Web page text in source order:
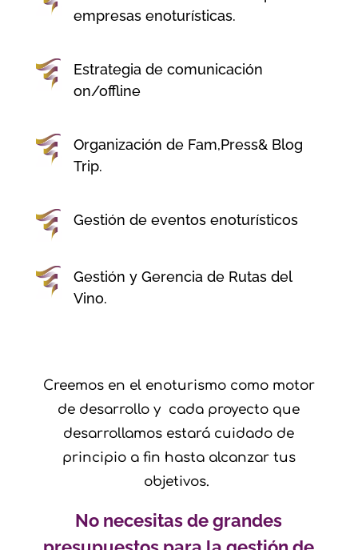
empresas enoturísticas.
Estrategia de comunicación
on/offline
Organización de Fam,Press& Blog
Trip.
Gestión de eventos enoturísticos
Gestión y Gerencia de Rutas del
Vino.
Creemos en el enoturismo como motor
de desarrollo y cada proyecto que
desarrollamos estará cuidado de
principio a fin hasta alcanzar tus
objetivos.
No necesitas de grandes